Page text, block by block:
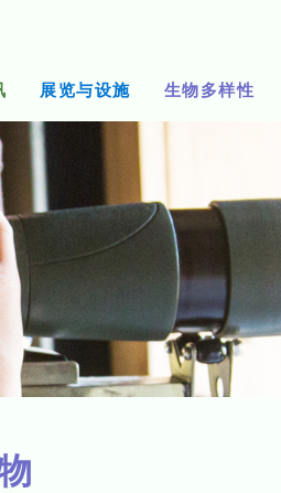
展览与设施 生物多样性